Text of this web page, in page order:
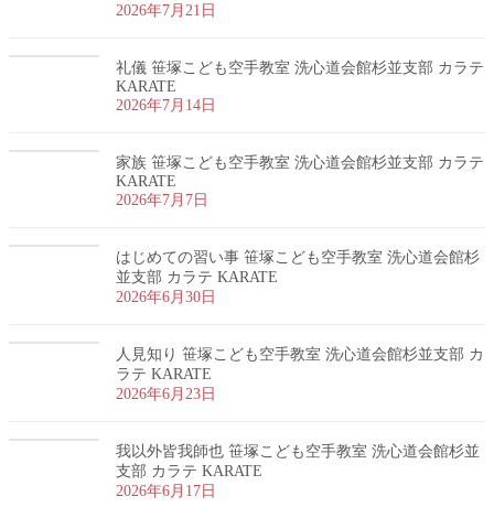
2026年7月21日
礼儀 笹塚こども空手教室 洗心道会館杉並支部 カラテ
KARATE
2026年7月14日
家族 笹塚こども空手教室 洗心道会館杉並支部 カラテ
KARATE
2026年7月7日
はじめての習い事 笹塚こども空手教室 洗心道会館杉
並支部 カラテ KARATE
2026年6月30日
人見知り 笹塚こども空手教室 洗心道会館杉並支部 カ
ラテ KARATE
2026年6月23日
我以外皆我師也 笹塚こども空手教室 洗心道会館杉並
支部 カラテ KARATE
2026年6月17日